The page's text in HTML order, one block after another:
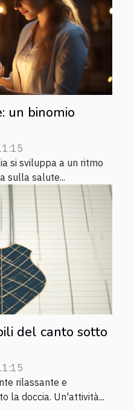
un binomio
si sviluppa a un ritmo
sulla salute...
del canto sotto
rilassante e
la doccia. Un'attività...